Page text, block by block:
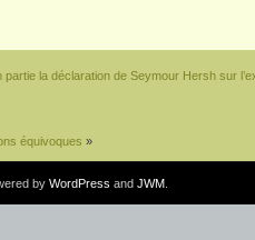
la déclaration de Seymour Hersh sur
équivoques »
by WordPress and JWM